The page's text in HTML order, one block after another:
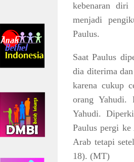
kebenaran diri
menjadi
Paulus.
Saat Paulus
dia diterima
karena cukup
orang Yahudi.
Yahudi.
Paulus pergi ke
Arab tetapi
18). (MT)